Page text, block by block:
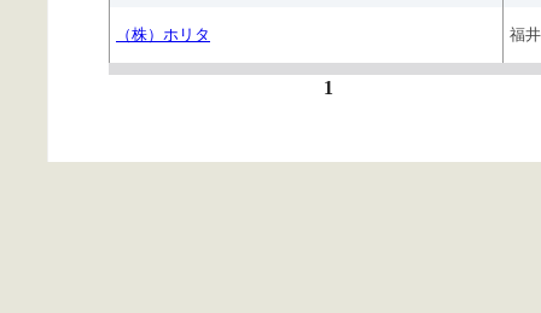
（株）ホリタ 福
1